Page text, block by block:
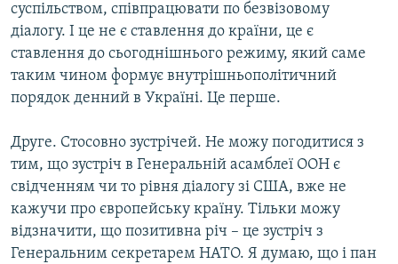
суспільством, співпрацювати по безвізовому
діалогу. І це не є ставлення до країни, це є
ставлення до сьогоднішнього режиму, який саме
таким чином формує внутрішньополітичний
порядок денний в Україні. Це перше.
Друге. Стосовно зустрічей. Не можу погодитися з
тим, що зустріч в Генеральній асамблеї ООН є
свідченням чи то рівня діалогу зі США, вже не
кажучи про європейську країну. Тільки можу
відзначити, що позитивна річ – це зустріч з
Генеральним секретарем НАТО. Я думаю, що і пан